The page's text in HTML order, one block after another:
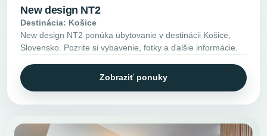
New design NT2
Destinácia: Košice
New design NT2 ponúka ubytovanie v destinácii Košice,
Slovensko. Pozrite si vybavenie, fotky a ďalšie informácie.
Zobraziť ponuky